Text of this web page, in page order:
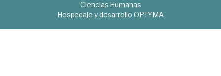
Ciencias Humanas
Hospedaje y desarrollo OPTYMA